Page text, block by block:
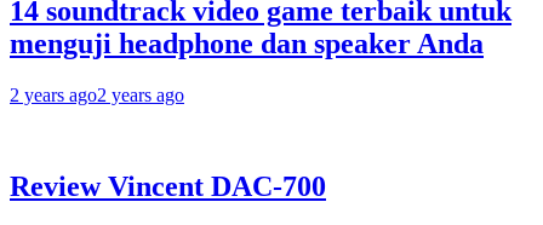
14 soundtrack video game terbaik untuk
menguji headphone dan speaker Anda
2 years ago2 years ago
Review Vincent DAC-700